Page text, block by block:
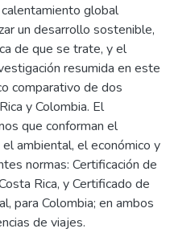
global
un desarrollo sostenible,
de que se trate, y el
resumida en este
comparativo de dos
y Colombia. El
que conforman el
ambiental, el económico y
normas: Certificación de
Rica, y Certificado de
para Colombia; en ambos
de viajes.